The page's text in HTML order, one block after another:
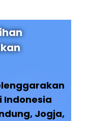
Jogja,